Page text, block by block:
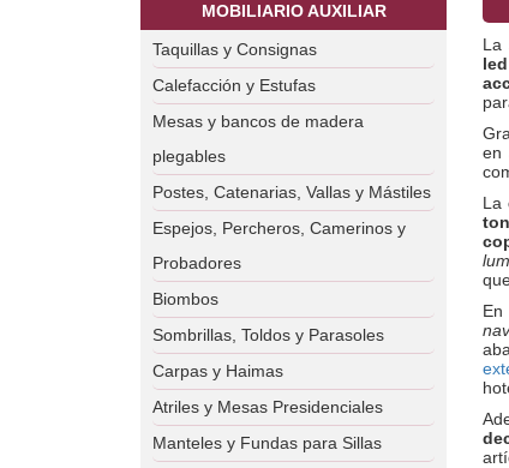
MOBILIARIO AUXILIAR
Taquillas y Consignas
Calefacción y Estufas
Mesas y bancos de madera
plegables
Postes, Catenarias, Vallas y Mástiles
Espejos, Percheros, Camerinos y
Probadores
Biombos
Sombrillas, Toldos y Parasoles
Carpas y Haimas
Atriles y Mesas Presidenciales
Manteles y Fundas para Sillas
La
en
La
En